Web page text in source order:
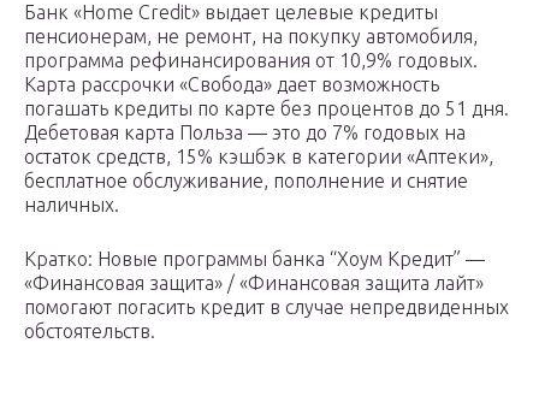
Банк «Home Credit» выдает целевые кредиты
пенсионерам, не ремонт, на покупку автомобиля,
программа рефинансирования от 10,9% годовых.
Карта рассрочки «Свобода» дает возможность
погашать кредиты по карте без процентов до 51 дня.
Дебетовая карта Польза — это до 7% годовых на
остаток средств, 15% кэшбэк в категории «Аптеки»,
бесплатное обслуживание, пополнение и снятие
наличных.
Кратко: Новые программы банка “Хоум Кредит” —
«Финансовая защита» / «Финансовая защита лайт»
помогают погасить кредит в случае непредвиденных
обстоятельств.